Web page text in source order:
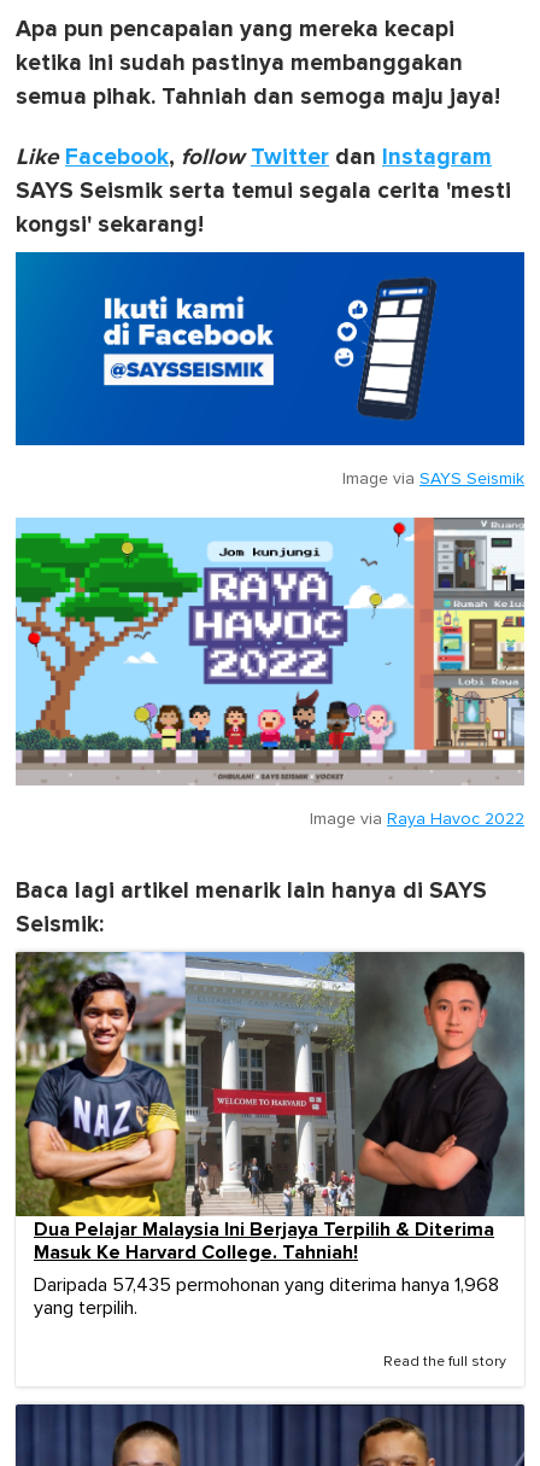
Apa pun pencapaian yang mereka kecapi
ketika ini sudah pastinya membanggakan
semua pihak. Tahniah dan semoga maju jaya!
Like Facebook, follow Twitter dan Instagram
SAYS Seismik serta temui segala cerita 'mesti
kongsi' sekarang!
Image via SAYS Seismik
Image via Raya Havoc 2022
Baca lagi artikel menarik lain hanya di SAYS
Seismik:
Dua Pelajar Malaysia Ini Berjaya Terpilih & Diterima
Masuk Ke Harvard College. Tahniah!
Daripada 57,435 permohonan yang diterima hanya 1,968
yang terpilih.
Read the full story